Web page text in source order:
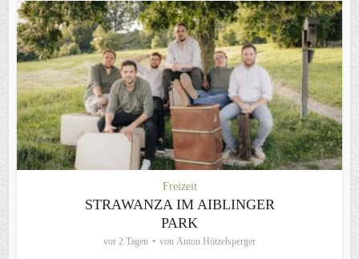
Freizeit
STRAWANZA IM AIBLINGER
PARK
vor 2 Tagen von Anton Hötzelsperger